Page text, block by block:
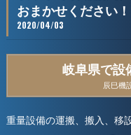
おまかせください！
2020/04/03
岐阜県で設
辰巳機
重量設備の運搬、搬入、移